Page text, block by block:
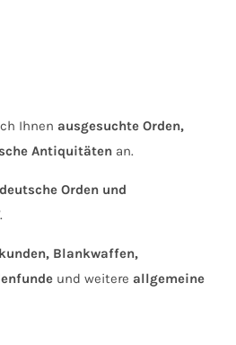
Ihnen ausgesuchte Orden,
Antiquitäten an.
deutsche Orden und
.
Blankwaffen,
und weitere allgemeine